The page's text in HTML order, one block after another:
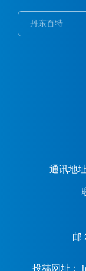
丹东百特
通讯地
邮
投稿网址：